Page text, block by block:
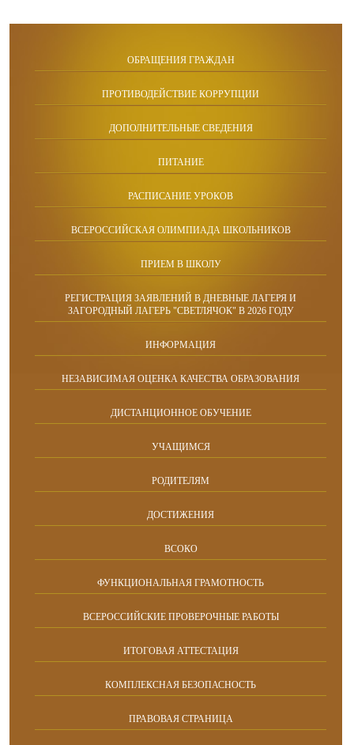
ОБРАЩЕНИЯ ГРАЖДАН
ПРОТИВОДЕЙСТВИЕ КОРРУПЦИИ
ДОПОЛНИТЕЛЬНЫЕ СВЕДЕНИЯ
ПИТАНИЕ
РАСПИСАНИЕ УРОКОВ
ВСЕРОССИЙСКАЯ ОЛИМПИАДА ШКОЛЬНИКОВ
ПРИЕМ В ШКОЛУ
РЕГИСТРАЦИЯ ЗАЯВЛЕНИЙ В ДНЕВНЫЕ ЛАГЕРЯ И
ЗАГОРОДНЫЙ ЛАГЕРЬ "СВЕТЛЯЧОК" В 2026 ГОДУ
ИНФОРМАЦИЯ
НЕЗАВИСИМАЯ ОЦЕНКА КАЧЕСТВА ОБРАЗОВАНИЯ
ДИСТАНЦИОННОЕ ОБУЧЕНИЕ
УЧАЩИМСЯ
РОДИТЕЛЯМ
ДОСТИЖЕНИЯ
ВСОКО
ФУНКЦИОНАЛЬНАЯ ГРАМОТНОСТЬ
ВСЕРОССИЙСКИЕ ПРОВЕРОЧНЫЕ РАБОТЫ
ИТОГОВАЯ АТТЕСТАЦИЯ
КОМПЛЕКСНАЯ БЕЗОПАСНОСТЬ
ПРАВОВАЯ СТРАНИЦА